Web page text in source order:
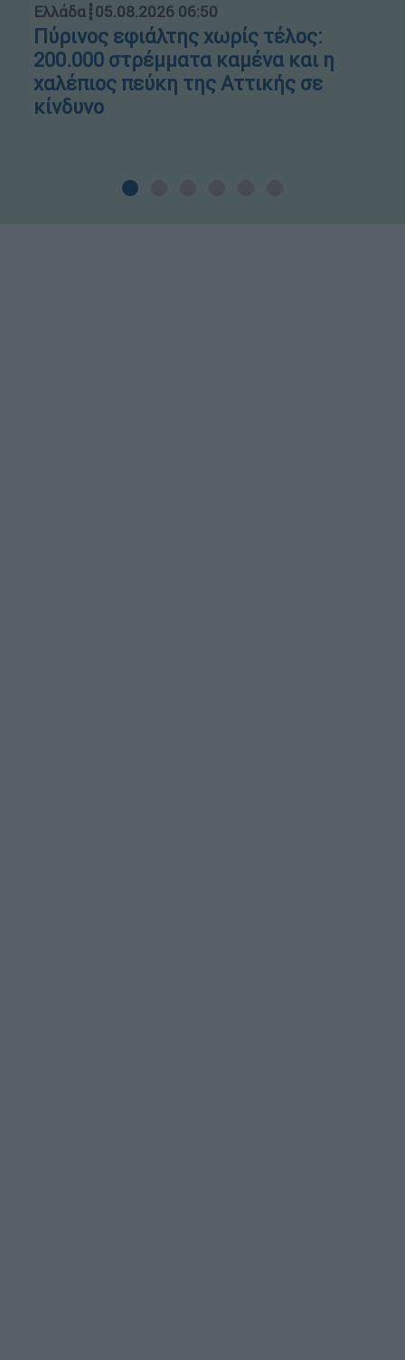
Ελλάδα┋05.08.2026 06:50
Πύρινος εφιάλτης χωρίς τέλος:
200.000 στρέμματα καμένα και η
χαλέπιος πεύκη της Αττικής σε
κίνδυνο